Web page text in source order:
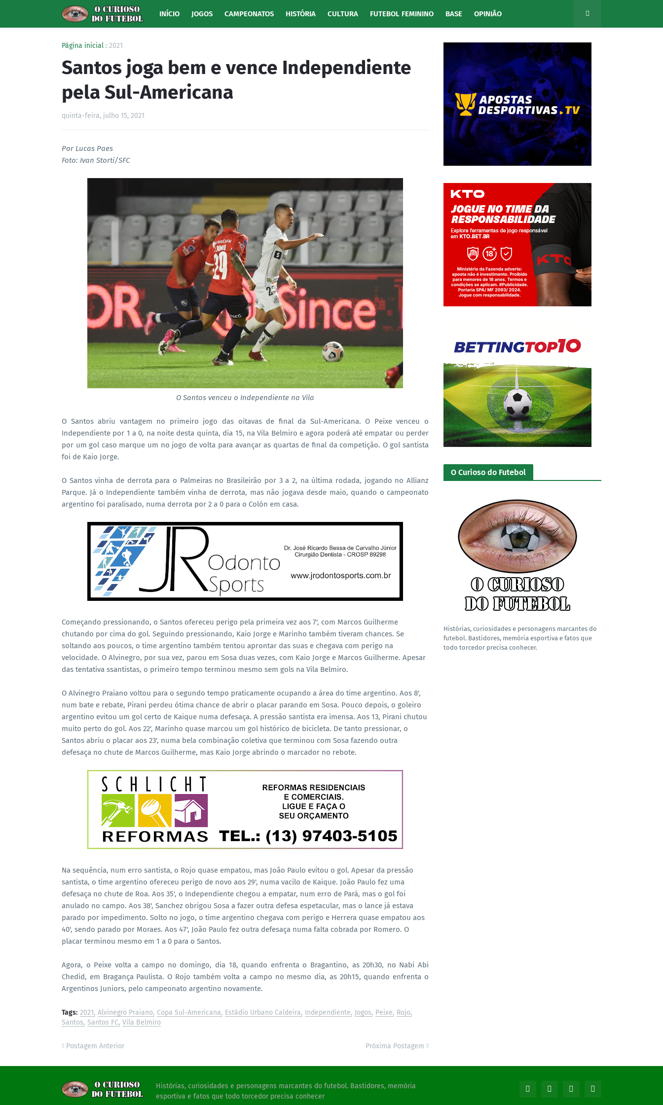
INÍCIO JOGOS CAMPEONATOS HISTÓRIA CULTURA FUTEBOL FEMININO BASE OPINIÃO
Página inicial 2021
Santos joga bem e vence Independiente
pela Sul-Americana
quinta-feira, julho 15, 2021
Por Lucas Paes
Foto: Ivan Storti/SFC
O Santos venceu o Independiente na Vila
O Santos abriu vantagem no primeiro jogo das oitavas de final da Sul-Americana. O Peixe venceu o
Independiente por 1 a 0, na noite desta quinta, dia 15, na Vila Belmiro e agora poderá até empatar ou perder
por um gol caso marque um no jogo de volta para avançar as quartas de final da competição. O gol santista
foi de Kaio Jorge.
O Santos vinha de derrota para o Palmeiras no Brasileirão por 3 a 2, na última rodada, jogando no Allianz
Parque. Já o Independiente também vinha de derrota, mas não jogava desde maio, quando o campeonato
argentino foi paralisado, numa derrota por 2 a 0 para o Colón em casa.
Começando pressionando, o Santos ofereceu perigo pela primeira vez aos 7', com Marcos Guilherme
chutando por cima do gol. Seguindo pressionando, Kaio Jorge e Marinho também tiveram chances. Se
soltando aos poucos, o time argentino também tentou aprontar das suas e chegava com perigo na
velocidade. O Alvinegro, por sua vez, parou em Sosa duas vezes, com Kaio Jorge e Marcos Guilherme. Apesar
das tentativa ssantistas, o primeiro tempo terminou mesmo sem gols na Vila Belmiro.
O Alvinegro Praiano voltou para o segundo tempo praticamente ocupando a área do time argentino. Aos 8',
num bate e rebate, Pirani perdeu ótima chance de abrir o placar parando em Sosa. Pouco depois, o goleiro
argentino evitou um gol certo de Kaique numa defesaça. A pressão santista era imensa. Aos 13, Pirani chutou
muito perto do gol. Aos 22', Marinho quase marcou um gol histórico de bicicleta. De tanto pressionar, o
Santos abriu o placar aos 23', numa bela combinação coletiva que terminou com Sosa fazendo outra
defesaça no chute de Marcos Guilherme, mas Kaio Jorge abrindo o marcador no rebote.
Na sequência, num erro santista, o Rojo quase empatou, mas João Paulo evitou o gol. Apesar da pressão
santista, o time argentino ofereceu perigo de novo aos 29', numa vacilo de Kaique. João Paulo fez uma
defesaça no chute de Roa. Aos 35', o Independiente chegou a empatar, num erro de Pará, mas o gol foi
anulado no campo. Aos 38', Sanchez obrigou Sosa a fazer outra defesa espetacular, mas o lance já estava
parado por impedimento. Solto no jogo, o time argentino chegava com perigo e Herrera quase empatou aos
40', sendo parado por Moraes. Aos 47', João Paulo fez outra defesaça numa falta cobrada por Romero. O
placar terminou mesmo em 1 a 0 para o Santos.
Agora, o Peixe volta a campo no domingo, dia 18, quando enfrenta o Bragantino, as 20h30, no Nabi Abi
Chedid, em Bragança Paulista. O Rojo também volta a campo no mesmo dia, as 20h15, quando enfrenta o
Argentinos Juniors, pelo campeonato argentino novamente.
Tags: 2021 Alvinegro Praiano Copa Sul-Americana Estádio Urbano Caldeira Independiente Jogos Peixe Rojo
Santos Santos FC Vila Belmiro
Postagem Anterior Próxima Postagem
Jogue com responsabilidade. 18+
O Curioso do Futebol
Histórias, curiosidades e personagens marcantes do
futebol. Bastidores, memória esportiva e fatos que
todo torcedor precisa conhecer.
Histórias, curiosidades e personagens marcantes do futebol. Bastidores, memória
esportiva e fatos que todo torcedor precisa conhecer